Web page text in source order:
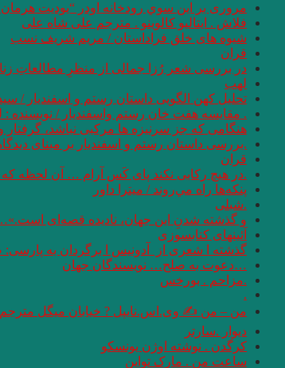
مروری بر اين سوي رودخانه اودر “يوديت
فلاش . ایتالیو کالوینو . مترجم علی شاه علی
شیوه های خلق فراداستان / مریم شریف نسب
قران
در بررسی شعر رُزا جمالی از منظرِ مطالعاتِ
لهب
تحلیل کهن الگویی داستان رستم و اسفندیار /
. مقایسه هفت ‌خان رستم واسفندیار / نویسنده :
هنگامی که جز سرنیزه ها مرکبی نباشد، گرفتار
.بررسی داستان رستم و اسفندیار بر مبنای
قران
.در هیچ رکابی نکند پای کَس آرام … آن لحظه
پنكه‌ها راه مي‌روند / میترا داور
.شبلی
و گذشته شدنِ این جهان، نادیده قصه‌ای
آئینهای كتابسوزی
گذشته ا شعری از آدونیس ا برگردان به پارسی:
…دعوت به صلح… نویسندگان جهان
.مزاحم . بورخس
.
من – من ✍ وی.اس.نایپل ? خیابان میگل
دیوار .سارتر
کرگدن . نوشته اوژن یونسکو
ساعت من . مارک تواین